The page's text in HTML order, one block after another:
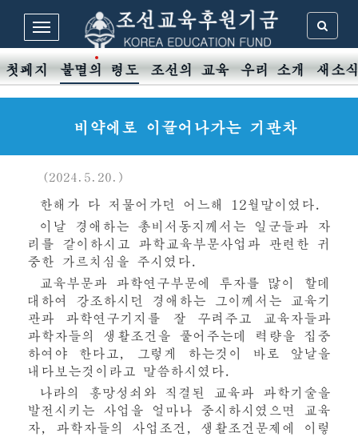
첫페지 불멸의 령도 조선의 교육 우리 소개 새소
비약에로 이끌어나가는 기관차
(2024.5.20.)
한해가 다 저물어가던 어느해 12월말이였다.
이날 경애하는 총비서동지께서는 일군들과 자
리를 같이하시고 과학교육부문사업과 관련한 귀
중한 가르치심을 주시였다.
교육부문과 과학연구부문에 투자를 많이 할데
대하여 강조하시던 경애하는 그이께서는 교육기
관과 과학연구기지를 잘 꾸려주고 교육자들과
과학자들의 생활조건을 풀어주는데 력량을 집중
하여야 한다고, 그렇게 하는것이 바로 앞날을
내다보는것이라고 말씀하시였다.
나라의 흥망성쇠와 직결된 교육과 과학기술을
발전시키는 사업을 얼마나 중시하시였으면 교육
자, 과학자들의 사업조건, 생활조건문제에 이렇